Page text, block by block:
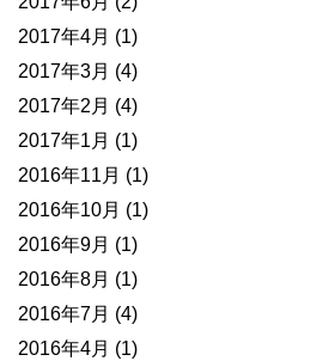
2017年4月 (1)
2017年3月 (4)
2017年2月 (4)
2017年1月 (1)
2016年11月 (1)
2016年10月 (1)
2016年9月 (1)
2016年8月 (1)
2016年7月 (4)
2016年4月 (1)